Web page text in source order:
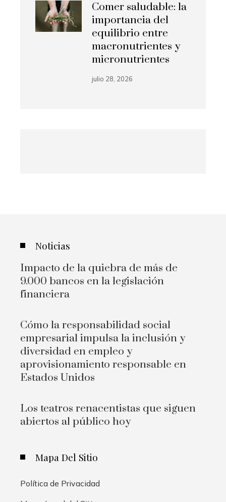
Comer saludable: la
importancia del
equilibrio entre
macronutrientes y
micronutrientes
julio 28, 2026
Noticias
Impacto de la quiebra de más de
9.000 bancos en la legislación
financiera
Cómo la responsabilidad social
empresarial impulsa la inclusión y
diversidad en empleo y
aprovisionamiento responsable en
Estados Unidos
Los teatros renacentistas que siguen
abiertos al público hoy
Mapa Del Sitio
Política de Privacidad